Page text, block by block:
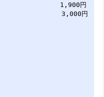
30分） 1,900円
時30分） 3,000円